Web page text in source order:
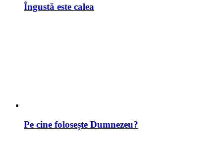
Îngustă este calea
Pe cine folosește Dumnezeu?